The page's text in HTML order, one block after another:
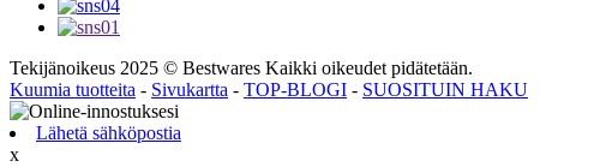
Tekijänoikeus 2025 © Bestwares Kaikki oikeudet pidätetään.
Kuumia tuotteita - Sivukartta - TOP-BLOGI - SUOSITUIN HAKU
Lähetä sähköpostia
x